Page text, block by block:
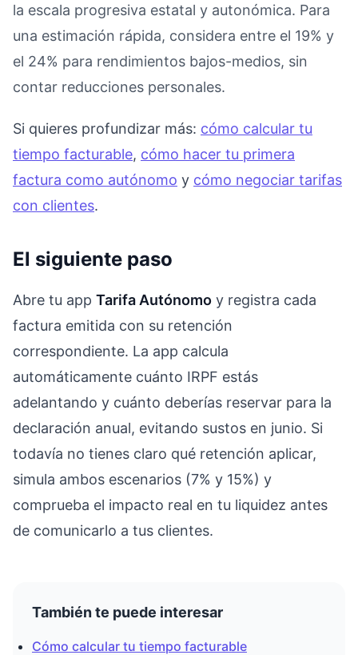
la escala progresiva estatal y autonómica. Para
una estimación rápida, considera entre el 19% y
el 24% para rendimientos bajos-medios, sin
contar reducciones personales.
Si quieres profundizar más: cómo calcular tu
tiempo facturable, cómo hacer tu primera
factura como autónomo y cómo negociar tarifas
con clientes.
El siguiente paso
Abre tu app Tarifa Autónomo y registra cada
factura emitida con su retención
correspondiente. La app calcula
automáticamente cuánto IRPF estás
adelantando y cuánto deberías reservar para la
declaración anual, evitando sustos en junio. Si
todavía no tienes claro qué retención aplicar,
simula ambos escenarios (7% y 15%) y
comprueba el impacto real en tu liquidez antes
de comunicarlo a tus clientes.
También te puede interesar
Cómo calcular tu tiempo facturable